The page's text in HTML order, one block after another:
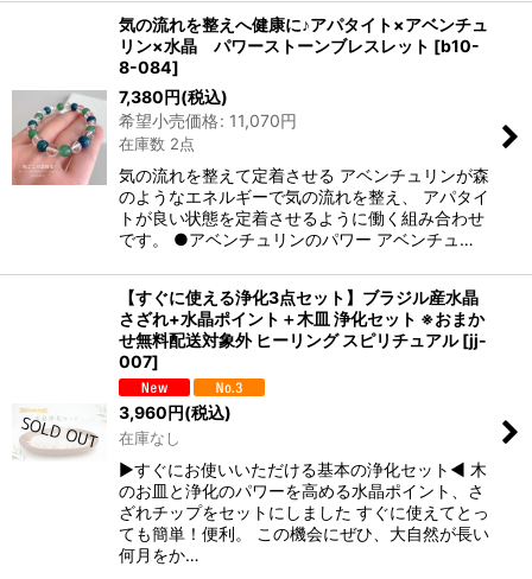
気の流れを整えへ健康に♪アパタイト×アベンチュ
リン×水晶 パワーストーンブレスレット [b10-
8-084]
7,380円(税込)
希望小売価格: 11,070円
在庫数 2点
気の流れを整えて定着させる アベンチュリンが森
のようなエネルギーで気の流れを整え、 アパタイ
トが良い状態を定着させるように働く組み合わせ
です。 ●アベンチュリンのパワー アベンチュ…
【すぐに使える浄化3点セット】ブラジル産水晶
さざれ+水晶ポイント＋木皿 浄化セット ※おまか
せ無料配送対象外 ヒーリング スピリチュアル [jj-
007]
3,960 円(税込)
在庫なし
▶すぐにお使いいただける基本の浄化セット◀ 木
のお皿と浄化のパワーを高める水晶ポイント、さ
ざれチップをセットにしました すぐに使えてとっ
ても簡単！便利。 この機会にぜひ、大自然が長い
何月をか…